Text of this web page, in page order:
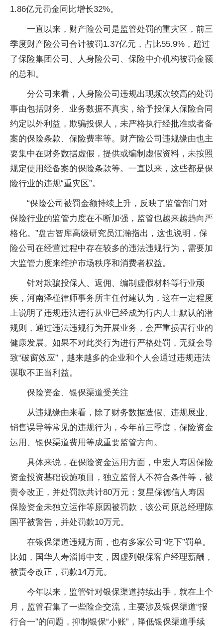
1.86亿元罚金同比增长32%。
一直以来，财产险公司是监管处罚的重灾区，前三
季度财产险公司合计被罚1.37亿元，占比55.9%，超过
了保险集团公司、人身险公司、保险中介机构被罚金额
的总和。
分公司来看，人身险公司违规出现频次较高的处罚
事由包括财务、业务数据不真实，给予投保人保险合同
约定以外利益，欺骗投保人，未严格执行经批准或者备
案的保险条款、保险费率等。财产险公司违规缘由也主
要集中在财务数据虚假，提供或编制虚假资料，未按照
规定使用经备案的保险条款等。一直以来，这些都是保
险行业的违规“重灾区”。
“保险公司被罚金额持续上升，反映了监管部门对
保险行业的监管力度在不断加强，监管也越来越趋向严
格化。”盘古智库高级研究员江瀚指出，这也说明，保
险公司在经营过程中存在较多的违法违规行为，需要加
大监管力度来维护市场秩序和消费者权益。
针对欺骗投保人、返佣、编制虚假材料等行业顽
疾，河南泽槿律师事务所主任付建认为，这在一定程度
上说明了违规违法进行从业已经成为行内人士默认的潜
规则，通过违法违规行为开展业务，会严重损害行业的
健康发展。如果不对此类行为进行严格处罚，无疑会导
致“破窗效应”，越来越多的企业和个人会通过违规违法
谋取不正当利益。
保险资金、银保渠道受关注
从违规缘由来看，除了财务数据造假、违规展业、
销售误导等常见的违规行为，今年前三季度，保险资金
运用、银保渠道费用等成重要监管方向。
具体来说，在保险资金运用方面，中宏人寿因保险
资金投资基础设施项目，独立监督人不符合条件等，被
责令改正，并处罚款共计80万元；复星保德信人寿因
保险资金未独立运作等原因被罚款，该公司原总经理陈
国平被警告，并处罚款10万元。
在银保渠道违规方面，也有多家公司“吃下”罚单。
比如，国华人寿淄博中支，因虚列银保客户经理薪酬，
被责令改正，罚款14万元。
今年以来，监管针对银保渠道持续出手，就在上个
月，监管召集了一些险企交流，主要涉及银保渠道“报
行合一”的问题，抑制银保“小账”，降低银保渠道手续